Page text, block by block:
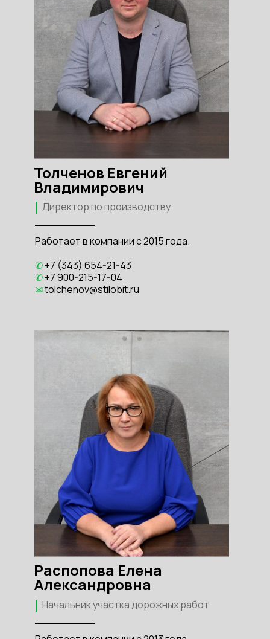
Работает в компании с 2015 года.
✆+7 (343) 654-21-43
✆+7 900-215-17-04
✉tolchenov@stilobit.ru
Директор по производству
Толченов Евгений
Владимирович
Начальник участка дорожных работ
Распопова Елена
Александровна